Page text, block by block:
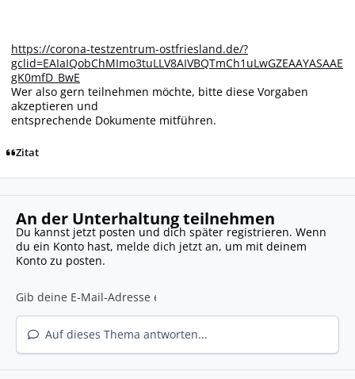
https://corona-testzentrum-ostfriesland.de/?
gclid=EAIaIQobChMImo3tuLLV8AIVBQTmCh1uLwGZEAAYASAAE
gK0mfD_BwE
Wer also gern teilnehmen möchte, bitte diese Vorgaben
akzeptieren und
entsprechende Dokumente mitführen.
Zitat
An der Unterhaltung teilnehmen
Du kannst jetzt posten und dich später registrieren. Wenn
du ein Konto hast, melde dich jetzt an, um mit deinem
Konto zu posten.
Auf dieses Thema antworten...